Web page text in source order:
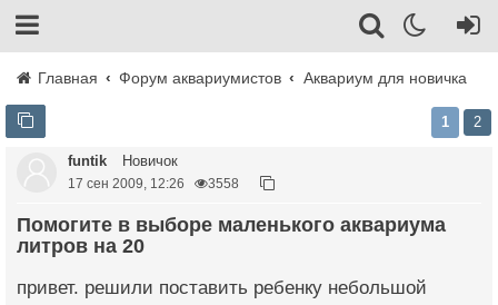
Главная Форум аквариумистов Аквариум для новичка
1 2
funtik Новичок
17 сен 2009, 12:26 3558
Помогите в выборе маленького аквариума
литров на 20
привет. решили поставить ребенку небольшой